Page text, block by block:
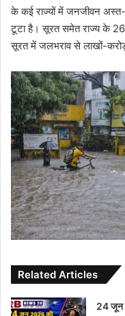
के कई राज्यों में जनजीवन
टूटा है। सूरत समेत राज्य के 26
सूरत में जलभराव से लाखों-
Related Articles
24 जून